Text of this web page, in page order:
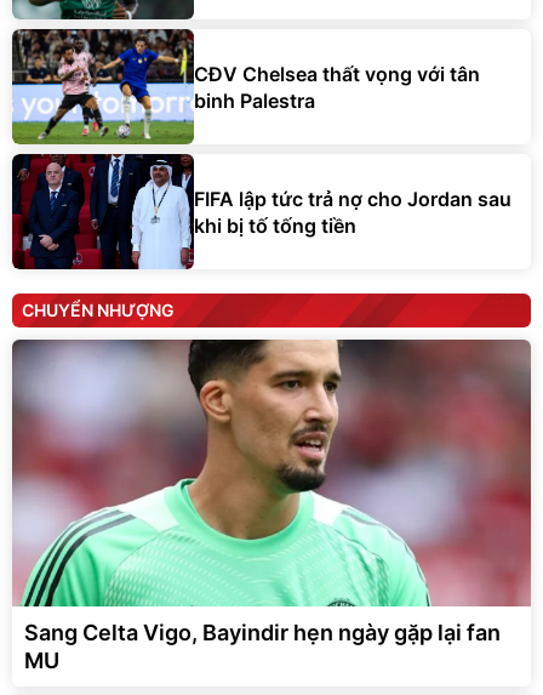
CĐV Chelsea thất vọng với tân
binh Palestra
FIFA lập tức trả nợ cho Jordan sau
khi bị tố tống tiền
CHUYỂN NHƯỢNG
Sang Celta Vigo, Bayindir hẹn ngày gặp lại fan
MU